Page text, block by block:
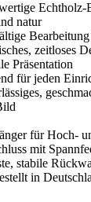
Echtholz-
natur
zeitloses
Präsentation
für jeden
für Hoch-
mit
stabile
in